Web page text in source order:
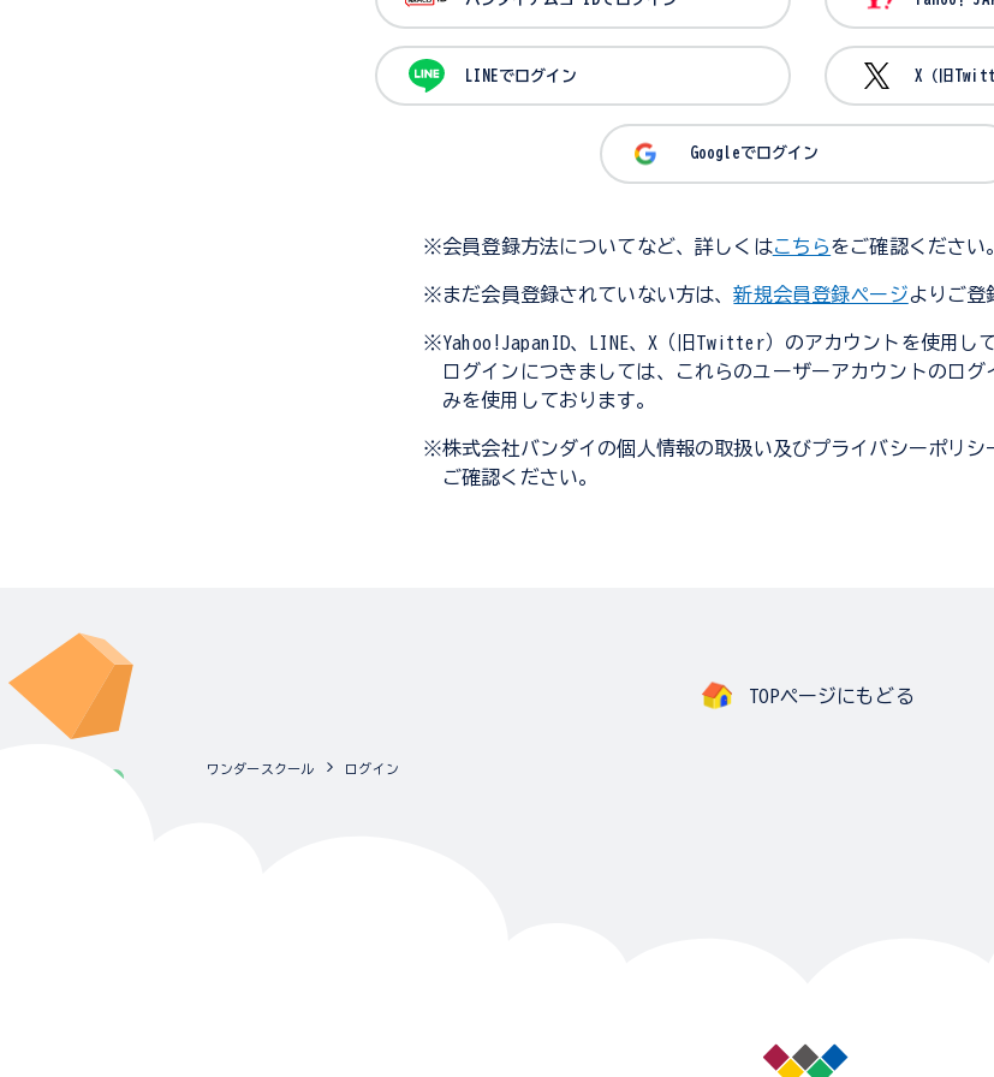
LINEでログイン X（旧
Googleでログイン
※会員登録方法についてなど、詳しくはこちらをご確認ください
※まだ会員登録されていない方は、新規会員登録ページよりご登
※Yahoo!JapanID、LINE、X（旧Twitter）のアカウントを使用し
ログインにつきましては、これらのユーザーアカウントのログ
みを使用しております。
※株式会社バンダイの個人情報の取扱い及びプライバシーポリシ
ご確認ください。
TOPページにもどる
ワンダースクール ログイン